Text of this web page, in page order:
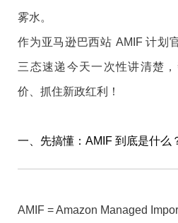
键信息，“模糊申报”等灰色空间
人民共和国海商法》于5月1日
人提货产生的费用与风险由托
Day，亚马逊将促销费用由传统
雾水。
作为亚马逊巴西站 AMIF 计划
三态速递今天一次性讲清楚
价、抓住新政红利！
一、先搞懂：AMIF 到底是什么
AMIF = Amazon Managed